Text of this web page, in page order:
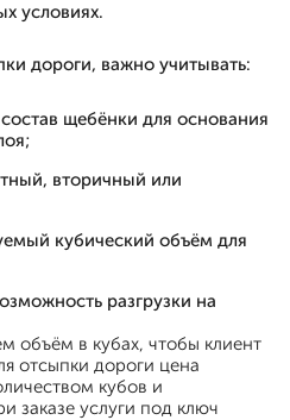
условиях.
дороги, важно учитывать:
щебёнки для основания
вторичный или
кубический объём для
разгрузки на
объём в кубах, чтобы клиент
отсыпки дороги цена
кубов и
заказе услуги под ключ